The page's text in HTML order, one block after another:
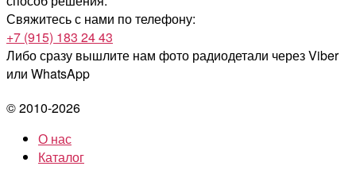
Свяжитесь с нами по телефону:
+7 (915) 183 24 43
Либо сразу вышлите нам фото радиодетали через Viber
или WhatsApp
© 2010-2026
О нас
Каталог